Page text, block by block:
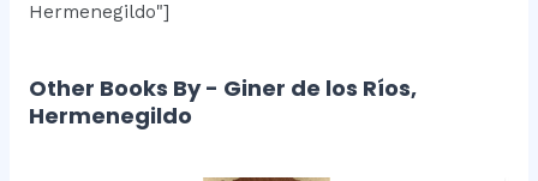
Hermenegildo"]
Other Books By - Giner de los Ríos,
Hermenegildo